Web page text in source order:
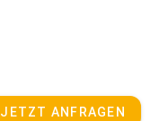
JETZT ANFRAGEN